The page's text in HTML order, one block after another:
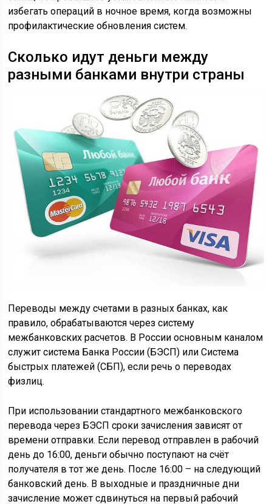
избегать операций в ночное время, когда возможны
профилактические обновления систем.
Сколько идут деньги между
разными банками внутри страны
Переводы между счетами в разных банках, как
правило, обрабатываются через систему
межбанковских расчетов. В России основным каналом
служит система Банка России (БЭСП) или Система
быстрых платежей (СБП), если речь о переводах
физлиц.
При использовании стандартного межбанковского
перевода через БЭСП сроки зачисления зависят от
времени отправки. Если перевод отправлен в рабочий
день до 16:00, деньги обычно поступают на счёт
получателя в тот же день. После 16:00 – на следующий
банковский день. В выходные и праздничные дни
зачисление может сдвинуться на первый рабочий